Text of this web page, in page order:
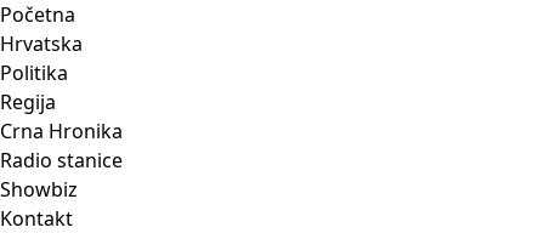
Početna
Hrvatska
Politika
Regija
Crna Hronika
Radio stanice
Showbiz
Kontakt